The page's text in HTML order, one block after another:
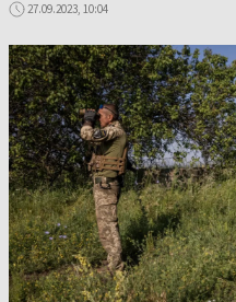
27.09.2023, 10:04